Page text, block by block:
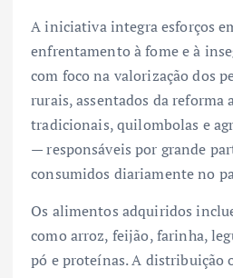
A iniciativa integra esforços
enfrentamento à fome e à
com foco na valorização dos
rurais, assentados da reforma
tradicionais, quilombolas e
— responsáveis por grande
consumidos diariamente no
Os alimentos adquiridos
como arroz, feijão, farinha,
pó e proteínas. A distribuição